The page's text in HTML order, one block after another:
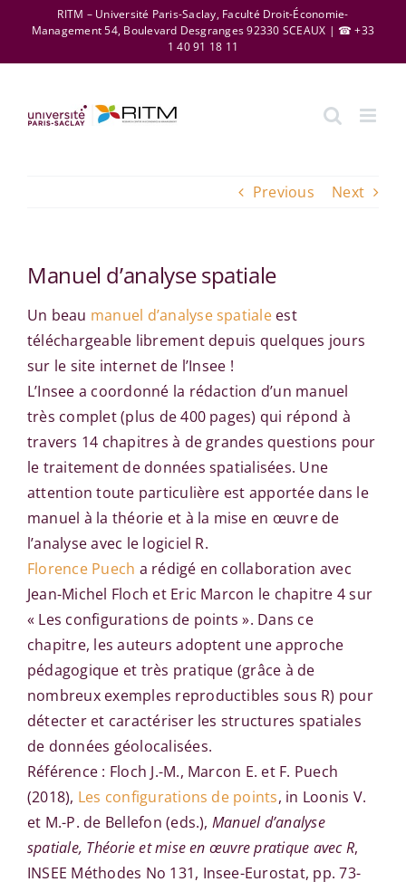
content
RITM – Université Paris-Saclay, Faculté Droit-Économie-
Management 54, Boulevard Desgranges 92330 SCEAUX | ☎ +33
1 40 91 18 11
Previous Next
Manuel d’analyse spatiale
Un beau manuel d’analyse spatialeest
téléchargeable librement depuis quelques jours
sur le site internet de l’Insee !
L’Insee a coordonné la rédaction d’un manuel
très complet (plus de 400 pages) qui répond à
travers 14 chapitres à de grandes questions pour
le traitement de données spatialisées. Une
attention toute particulière est apportée dans le
manuel à la théorie et à la mise en œuvre de
l’analyse avec le logiciel R.
Florence Puech a rédigé en collaboration avec
Jean-Michel Floch et Eric Marcon le chapitre 4 sur
« Les configurations de points ». Dans ce
chapitre, les auteurs adoptent une approche
pédagogique et très pratique (grâce à de
nombreux exemples reproductibles sous R) pour
détecter et caractériser les structures spatiales
de données géolocalisées.
Référence : Floch J.-M., Marcon E. et F. Puech
(2018), Les configurations de points, in Loonis V.
et M.-P. de Bellefon (eds.), Manuel d’analyse
spatiale, Théorie et mise en œuvre pratique avec R,
INSEE Méthodes No 131, Insee-Eurostat, pp. 73-